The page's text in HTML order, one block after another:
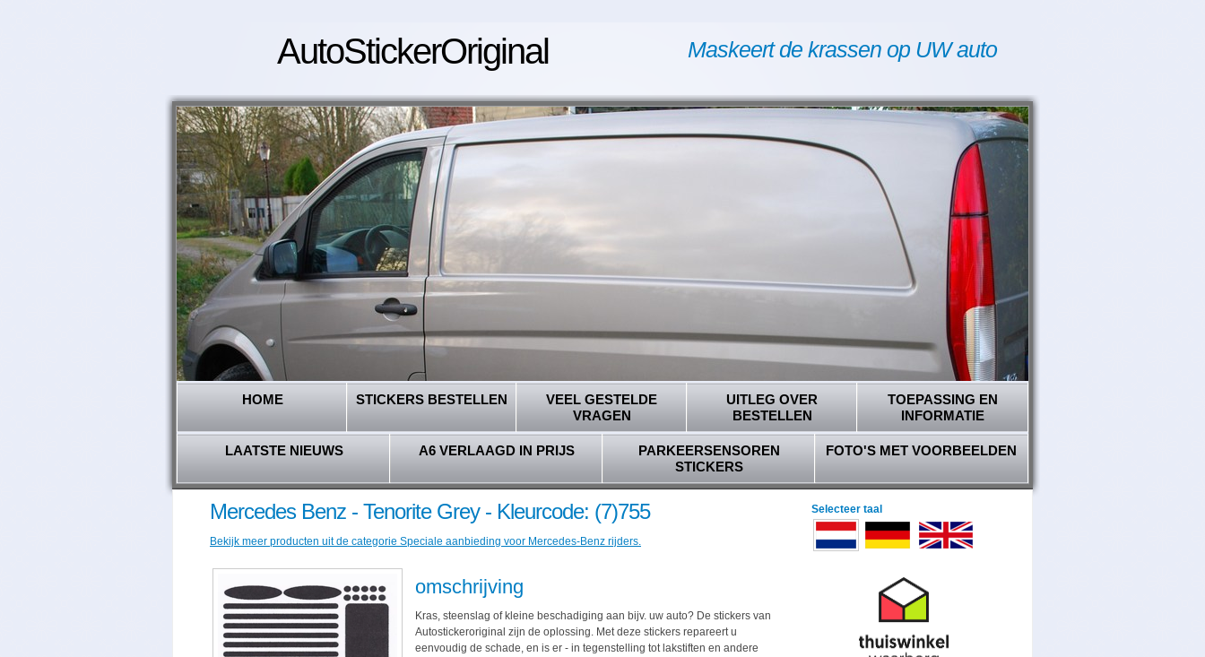
AutoStickerOriginal Maskeert de krassen op UW auto
HOME STICKERS BESTELLEN
VEEL GESTELDE
VRAGEN
UITLEG OVER
BESTELLEN
TOEPASSING EN
INFORMATIE
LAATSTE NIEUWS A6 VERLAAGD IN PRIJS
PARKEERSENSOREN
STICKERS
FOTO'S MET VOORBEELDEN
Mercedes Benz - Tenorite Grey - Kleurcode: (7)755
Bekijk meer producten uit de categorie Speciale aanbieding voor Mercedes-Benz rijders.
omschrijving
Kras, steenslag of kleine beschadiging aan bijv. uw auto? De stickers van
Autostickeroriginal zijn de oplossing. Met deze stickers repareert u
eenvoudig de schade, en is er - in tegenstelling tot lakstiften en andere
Selecteer taal